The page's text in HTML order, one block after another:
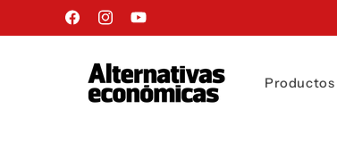
directamente
al contenido
FacebookInstagramYouTube
Productos